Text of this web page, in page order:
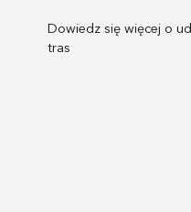
Dowiedz się więcej o
tras